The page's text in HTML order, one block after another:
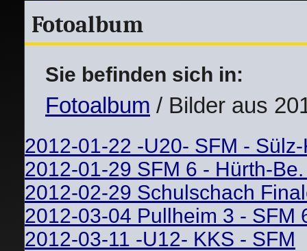
Fotoalbum
Sie befinden sich in:
Fotoalbum / Bilder aus
2012-01-22 -U20- SFM -
2012-01-29 SFM 6 - Hürth-
2012-02-29 Schulschach
2012-03-04 Pullheim 3 - SFM
2012-03-11 -U12- KKS - SFM